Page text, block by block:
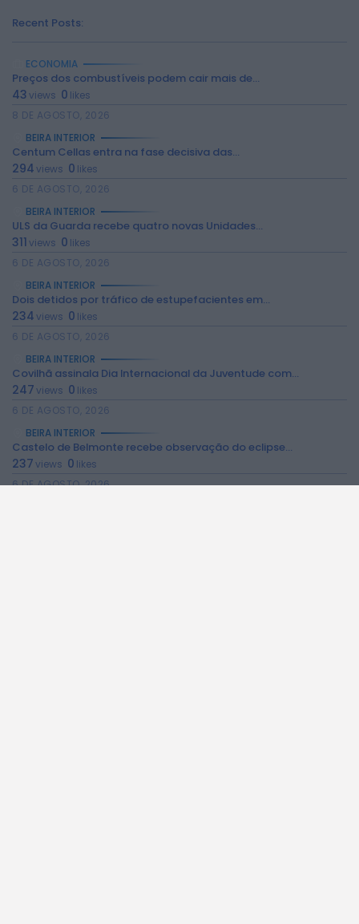
2026 Rádio Caria. Todos os direitos
Recent Posts:
ECONOMIA
Preços dos combustíveis podem cair mais de...
43views 0 likes
8 DE AGOSTO, 2026
BEIRA INTERIOR
Centum Cellas entra na fase decisiva das...
294views 0 likes
6 DE AGOSTO, 2026
BEIRA INTERIOR
ULS da Guarda recebe quatro novas Unidades...
311views 0 likes
6 DE AGOSTO, 2026
BEIRA INTERIOR
Dois detidos por tráfico de estupefacientes em...
234views 0 likes
6 DE AGOSTO, 2026
BEIRA INTERIOR
Covilhã assinala Dia Internacional da Juventude com...
247views 0 likes
6 DE AGOSTO, 2026
BEIRA INTERIOR
Castelo de Belmonte recebe observação do eclipse...
237views 0 likes
6 DE AGOSTO, 2026